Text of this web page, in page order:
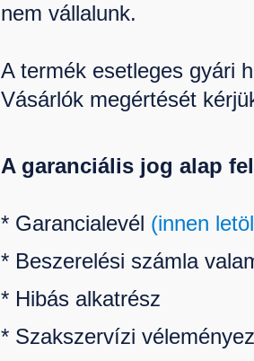
nem vállalunk.
A termék esetleges gyári
Vásárlók megértését
A garanciális jog alap
* Garancialevél (innen
* Beszerelési számla
* Hibás alkatrész
* Szakszervízi